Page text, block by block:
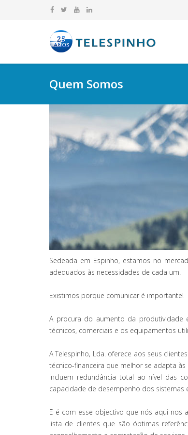
Quem Somos
Sedeada em Espinho, estamos no
adequados às necessidades de cada um.
Existimos porque comunicar é importante!
A procura do aumento da produtividade
técnicos, comerciais e os equipamentos
A Telespinho, Lda. oferece aos seus
técnico-financeira que melhor se adapta
incluem redundância total ao nível das
capacidade de desempenho dos sistemas
E é com esse objectivo que nós aqui nos
lista de clientes que são óptimas